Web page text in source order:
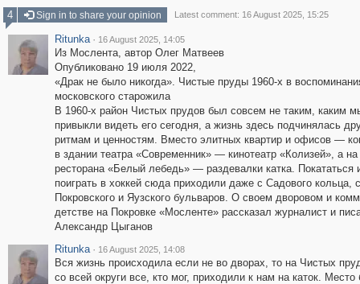
4
Sign in to share your opinion Latest comment: 16 August 2025, 15:25
Ritunka · 16 August 2025, 14:05
Из Мослента, автор Олег Матвеев
Опубликовано 19 июля 2022,
«Драк не было никогда». Чистые пруды 1960-х в
московского старожила
В 1960-х район Чистых прудов был совсем не таким, каким
привыкли видеть его сегодня, а жизнь здесь подчинялась
ритмам и ценностям. Вместо элитных квартир и офисов —
в здании театра «Современник» — кинотеатр «Колизей», а
ресторана «Белый лебедь» — раздевалки катка. Покататься
поиграть в хоккей сюда приходили даже с Садового кольца, с
Покровского и Яузского бульваров. О своем дворовом и
детстве на Покровке «Мосленте» рассказал журналист и
Александр Цыганов
Ritunka · 16 August 2025, 14:08
Вся жизнь происходила если не во дворах, то на Чистых
со всей округи все, кто мог, приходили к нам на каток. Место